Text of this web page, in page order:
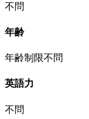
不問
年齢
年齢制限不問
英語力
不問